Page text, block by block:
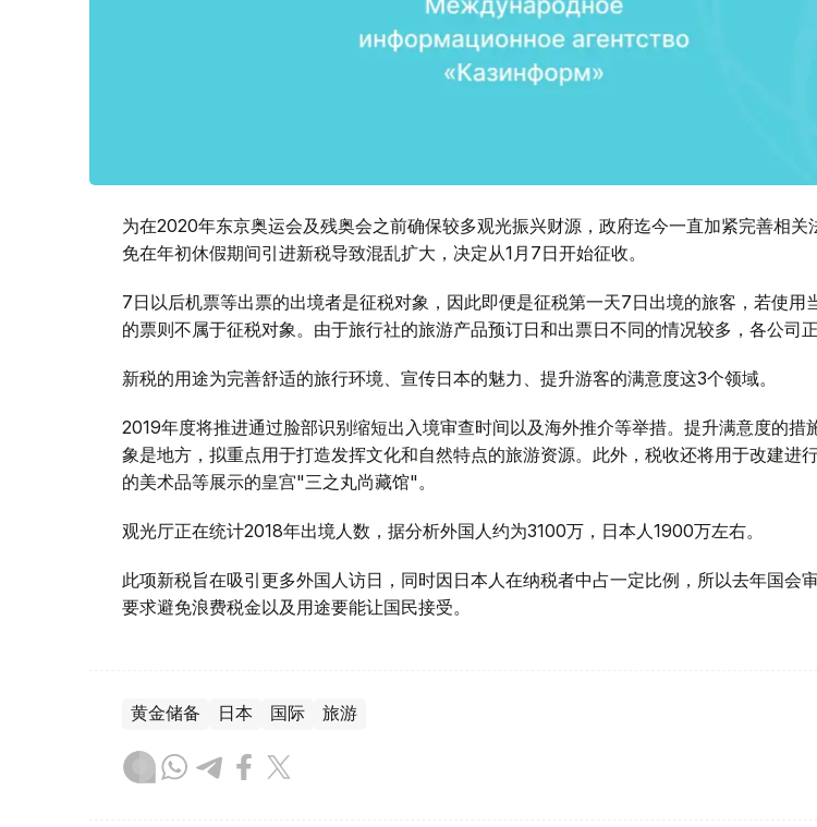
为在2020年东京奥运会及残奥会之前确保较多观光振兴财源，政府迄今一直加紧完善相关
免在年初休假期间引进新税导致混乱扩大，决定从1月7日开始征收。
7日以后机票等出票的出境者是征税对象，因此即便是征税第一天7日出境的旅客，若使用
的票则不属于征税对象。由于旅行社的旅游产品预订日和出票日不同的情况较多，各公司正
新税的用途为完善舒适的旅行环境、宣传日本的魅力、提升游客的满意度这3个领域。
2019年度将推进通过脸部识别缩短出入境审查时间以及海外推介等举措。提升满意度的措
象是地方，拟重点用于打造发挥文化和自然特点的旅游资源。此外，税收还将用于改建进
的美术品等展示的皇宫"三之丸尚藏馆"。
观光厅正在统计2018年出境人数，据分析外国人约为3100万，日本人1900万左右。
此项新税旨在吸引更多外国人访日，同时因日本人在纳税者中占一定比例，所以去年国会
要求避免浪费税金以及用途要能让国民接受。
黄金储备 日本 国际 旅游